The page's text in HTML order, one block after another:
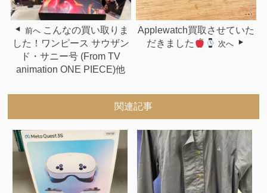
前へ こんなの買い取りま
した！ワンピース サウザン
ド・サニー号 (From TV
animation ONE PIECE)他
Applewatch買取させていた
だきました
次へ
関連記事